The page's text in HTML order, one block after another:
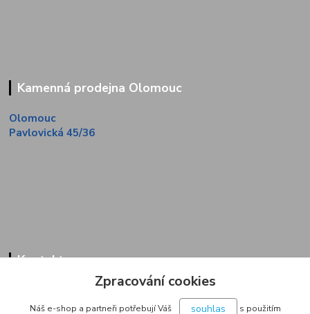
Kamenná prodejna Olomouc
Olomouc
Pavlovická 45/36
Kontakty
Zákaznická linka
+420 733 713 851
Zpracování cookies
Náš e-shop a partneři potřebují Váš souhlas s použitím